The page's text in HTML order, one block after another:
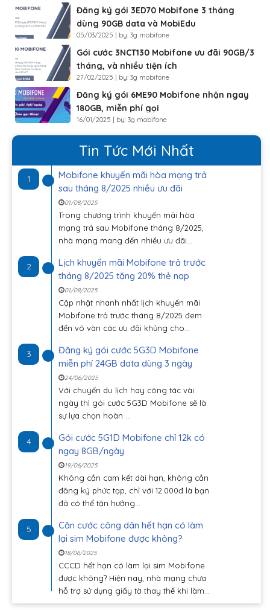
Đăng ký gói 3ED70 Mobifone 3 tháng
dùng 90GB data và MobiEdu
05/03/2025 | by: 3g mobifone
Gói cước 3NCT130 Mobifone ưu đãi 90GB/3
tháng, và nhiều tiện ích
27/02/2025 | by: 3g mobifone
Đăng ký gói 6ME90 Mobifone nhận ngay
180GB, miễn phí gọi
16/01/2025 | by: 3g mobifone
Tin Tức Mới Nhất
1
Mobifone khuyến mãi hòa mạng trả
sau tháng 8/2025 nhiều ưu đãi
01/08/2025
Trong chương trình khuyến mãi hòa
mạng trả sau Mobifone tháng 8/2025,
nhà mạng mang đến nhiều ưu đãi...
2
Lịch khuyến mãi Mobifone trả trước
tháng 8/2025 tặng 20% thẻ nạp
01/08/2025
Cập nhật nhanh nhất lịch khuyến mãi
Mobifone trả trước tháng 8/2025 đem
đến vô vàn các ưu đãi khủng cho...
3
Đăng ký gói cước 5G3D Mobifone
miễn phí 24GB data dùng 3 ngày
24/06/2025
Với chuyến du lịch hay công tác vài
ngày thì gói cước 5G3D Mobifone sẽ là
sự lựa chọn hoàn ...
4
Gói cước 5G1D Mobifone chỉ 12k có
ngay 8GB/ngày
19/06/2025
Không cần cam kết dài hạn, không cần
đăng ký phức tạp, chỉ với 12.000đ là bạn
đã có thể tận hưởng...
5
Căn cước công dân hết hạn có làm
lại sim Mobifone được không?
18/06/2025
CCCD hết hạn có làm lại sim Mobifone
được không? Hiện nay, nhà mạng chưa
hỗ trợ sử dụng giấy tờ thay thế khi làm...